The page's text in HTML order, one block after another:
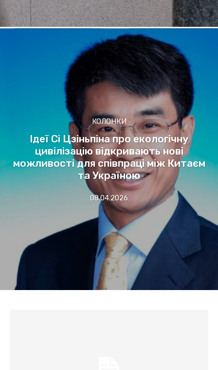
КОЛОНКИ
Ідеї Сі Цзіньпіна про екологічну
цивілізацію відкривають нові
можливості для співпраці між Китаєм
та Україною
08.04.2026